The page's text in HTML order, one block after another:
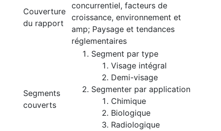
Couverture
du rapport
concurrentiel, facteurs de
croissance, environnement et
amp; Paysage et tendances
réglementaires
Segments
couverts
Segment par type
Visage intégral
Demi-visage
Segmenter par application
Chimique
Biologique
Radiologique